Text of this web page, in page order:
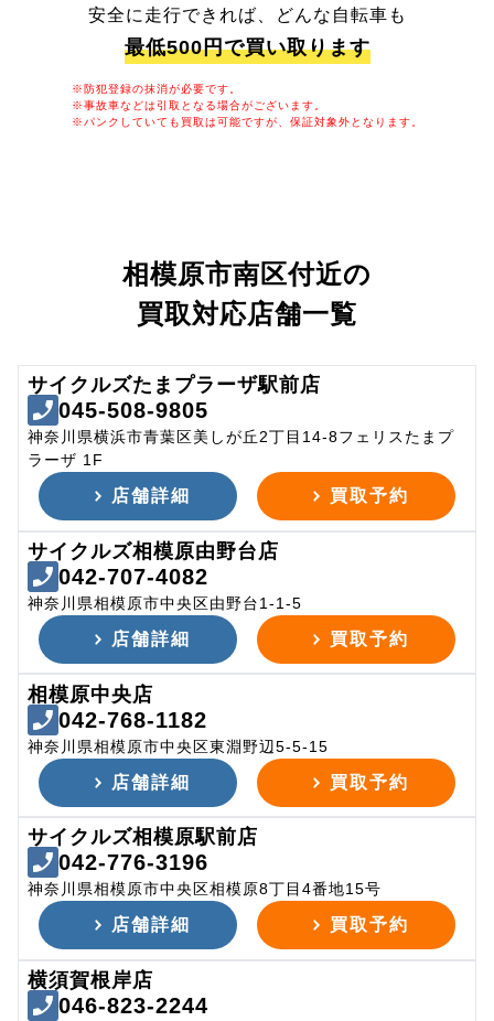
安全に走行できれば、どんな自転車も
最低500円で買い取ります
※防犯登録の抹消が必要です。
※事故車などは引取となる場合がございます。
※パンクしていても買取は可能ですが、保証対象外となります。
相模原市南区付近の
買取対応店舗一覧
サイクルズたまプラーザ駅前店
045-508-9805
神奈川県横浜市青葉区美しが丘2丁目14-8フェリスたまプ
ラーザ 1F
店舗詳細 買取予約
サイクルズ相模原由野台店
042-707-4082
神奈川県相模原市中央区由野台1-1-5
店舗詳細 買取予約
相模原中央店
042-768-1182
神奈川県相模原市中央区東淵野辺5-5-15
店舗詳細 買取予約
サイクルズ相模原駅前店
042-776-3196
神奈川県相模原市中央区相模原8丁目4番地15号
店舗詳細 買取予約
横須賀根岸店
046-823-2244